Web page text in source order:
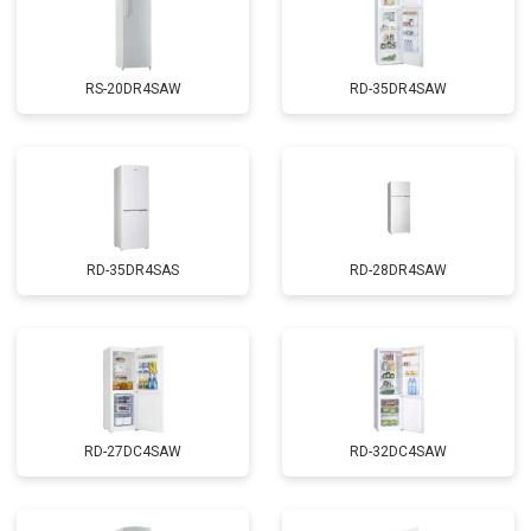
RS-20DR4SAW RD-35DR4SAW
RD-35DR4SAS RD-28DR4SAW
RD-27DC4SAW RD-32DC4SAW